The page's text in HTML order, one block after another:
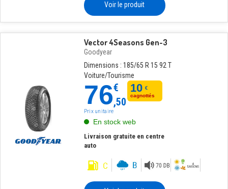
Voir le produit
Vector 4Seasons Gen-3
Goodyear
Dimensions : 185/65 R 15 92 T
Voiture/Tourisme
76€
,50
10 €
cagnottés
Prix unitaire
En stock web
Livraison gratuite en centre
auto